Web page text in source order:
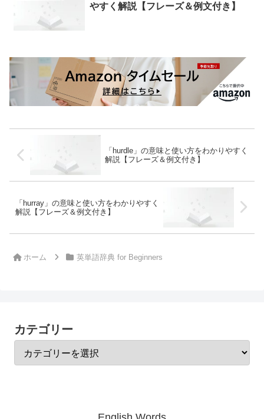
やすく解説【フレーズ＆例文付き】
「hurdle」の意味と使い方をわかりやすく
解説【フレーズ＆例文付き】
「hurray」の意味と使い方をわかりやすく
解説【フレーズ＆例文付き】
ホーム 英単語辞典 for Beginners
カテゴリー